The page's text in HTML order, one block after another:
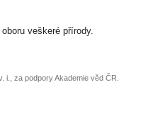
veškeré přírody.
i., za podpory Akademie věd ČR.